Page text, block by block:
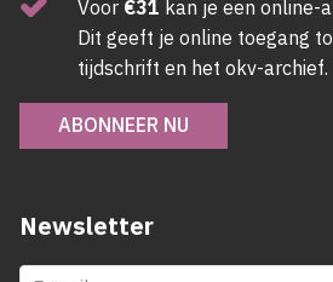
Voor €31 kan je een online-
Dit geeft je online toegang
tijdschrift en het okv-archief.
ABONNEER NU
Newsletter